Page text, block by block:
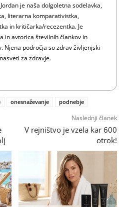
je naša dolgoletna sodelavka,
literarna komparativistka,
in kritičarka/recezentka. Je
in avtorica številnih člankov in
Njena področja so zdrav življenjski
za zdravje.
onesnaževanje podnebje
Naslednji članek
V rejništvo je vzela kar 600
otrok!